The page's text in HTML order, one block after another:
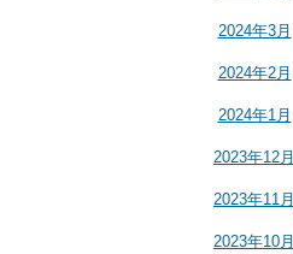
2024年3月
2024年2月
2024年1月
2023年12月
2023年11月
2023年10月